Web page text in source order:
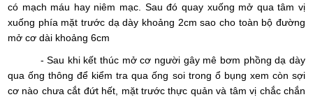
có mạch máu hay niêm mạc. Sau đó quay xuống mở qua tâm vị
xuống phía mặt trước dạ dày khoảng 2cm sao cho toàn bộ đường
mở cơ dài khoảng 6cm
- Sau khi kết thúc mở cơ người gây mê bơm phồng dạ dày
qua ống thông để kiểm tra qua ống soi trong ổ bụng xem còn sợi
cơ nào chưa cắt đứt hết, mặt trước thực quản và tâm vị chắc chắn